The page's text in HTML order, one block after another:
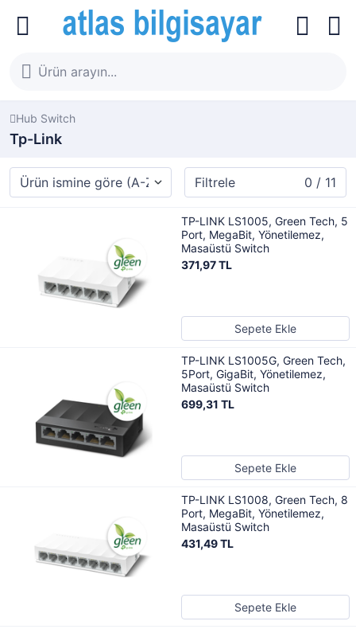
Hub Switch
Tp-Link
Filtrele 0 / 11
TP-LINK LS1005, Green Tech, 5
Port, MegaBit, Yönetilemez,
Masaüstü Switch
371,97 TL
Sepete Ekle
TP-LINK LS1005G, Green Tech,
5Port, GigaBit, Yönetilemez,
Masaüstü Switch
699,31 TL
Sepete Ekle
TP-LINK LS1008, Green Tech, 8
Port, MegaBit, Yönetilemez,
Masaüstü Switch
431,49 TL
Sepete Ekle